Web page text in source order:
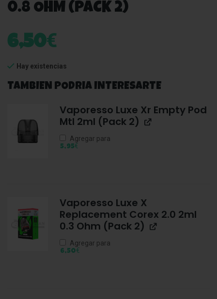
0.8 OHM (PACK 2)
6,50€
Hay existencias
TAMBIEN PODRIA INTERESARTE
Vaporesso Luxe Xr Empty Pod
Mtl 2ml (Pack 2)
Agregar para
5,95€
Vaporesso Luxe X
Replacement Corex 2.0 2ml
0.3 Ohm (Pack 2)
Agregar para
6,50€